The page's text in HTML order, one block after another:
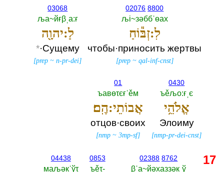
02076 8800
љi~зәббˈөах
לִ:זְבּ֕וֹחַ
чтобы·приносить жертвы
[prep~ qal-inf-cnst]
03068
ља~йғβˌа:ғ
לַ:יהוָ֖ה
*·Сущему
[prep ~n-pr-dei]
0430
ъěљо:ғˌє
אֱלֹהֵ֥י
Элоиму
[nmp-pr-dei-cnst]
01
ъавөτєғˈěм
אֲבוֹתֵי:הֶֽם׃
отцов·своих
[nmp ~3mp-sf]
02388 8762
βˈа~йәхаззәкˌў
0853
ъěτ-‎
04438
маљәкˈўτ
17